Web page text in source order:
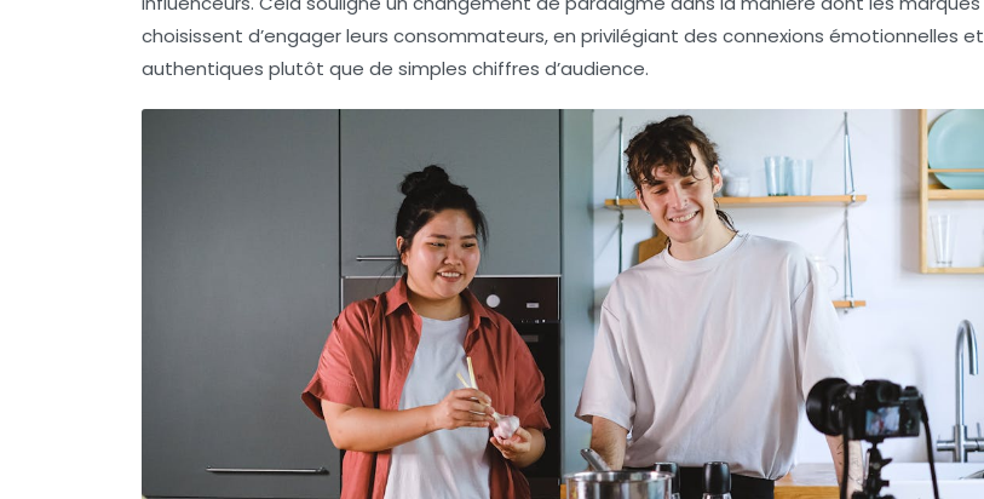
choisissent d’engager leurs consommateurs, en privilégiant des connexions émotionnelles et
authentiques plutôt que de simples chiffres d’audience.